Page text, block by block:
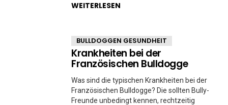
WEITERLESEN
BULLDOGGEN GESUNDHEIT
Krankheiten bei der
Französischen Bulldogge
Was sind die typischen Krankheiten bei der
Französischen Bulldogge? Die sollten Bully-
Freunde unbedingt kennen, rechtzeitig